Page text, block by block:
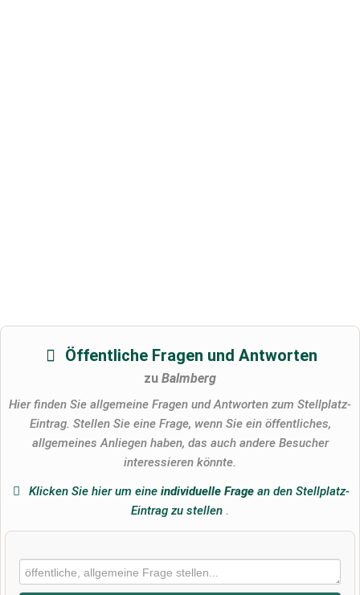
Öffentliche Fragen und Antworten
zu Balmberg
Hier finden Sie allgemeine Fragen und Antworten zum Stellplatz-
Eintrag. Stellen Sie eine Frage, wenn Sie ein öffentliches,
allgemeines Anliegen haben, das auch andere Besucher
interessieren könnte.
Klicken Sie hier um eineindividuelle Frage an den Stellplatz-
Eintrag zu stellen .